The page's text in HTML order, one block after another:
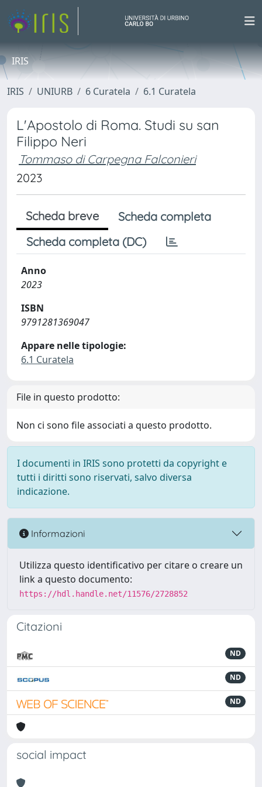
IRIS
IRIS UNIURB 6 Curatela 6.1 Curatela
L'Apostolo di Roma. Studi su san
Filippo Neri
Tommaso di Carpegna Falconieri
2023
Scheda breve
Scheda completa
Scheda completa (DC)
Anno
2023
ISBN
9791281369047
Appare nelle tipologie:
6.1 Curatela
File in questo prodotto:
Non ci sono file associati a questo prodotto.
I documenti in IRIS sono protetti da copyright e
tutti i diritti sono riservati, salvo diversa
indicazione.
Informazioni
Utilizza questo identificativo per citare o creare un
link a questo documento:
https://hdl.handle.net/11576/2728852
Citazioni
ND
ND
ND
social impact